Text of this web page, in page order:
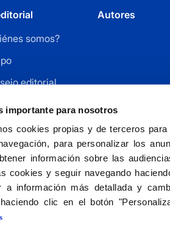
importante para nosotros
cookies propias y de terceros
para personalizar los
información sobre las
cookies y seguir navegando
a información más detallada y
clic en el botón
somos?
editorial
publicar
Autores